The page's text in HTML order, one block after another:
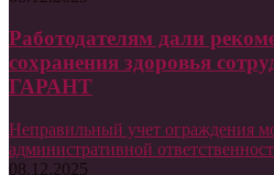
Работодателям дали
сохранения здоровья
ГАРАНТ
Неправильный учет ограждения
административной
08.12.2025